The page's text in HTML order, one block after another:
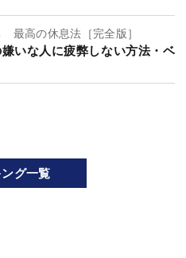
最高の休息法［完全版］
いな人に疲弊しない方法・ベ
グ一覧